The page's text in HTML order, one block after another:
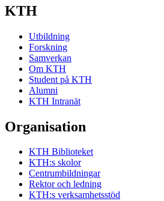
KTH
Utbildning
Forskning
Samverkan
Om KTH
Student på KTH
Alumni
KTH Intranät
Organisation
KTH Biblioteket
KTH:s skolor
Centrumbildningar
Rektor och ledning
KTH:s verksamhetsstöd